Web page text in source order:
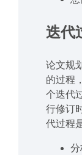
迭代
论文规
的过程
个迭代
行修订
代过程
分